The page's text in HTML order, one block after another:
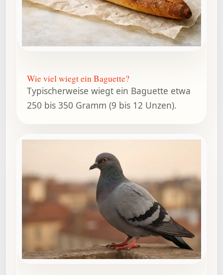
Wie viel wiegt ein Baguette?
Typischerweise wiegt ein Baguette etwa
250 bis 350 Gramm (9 bis 12 Unzen).